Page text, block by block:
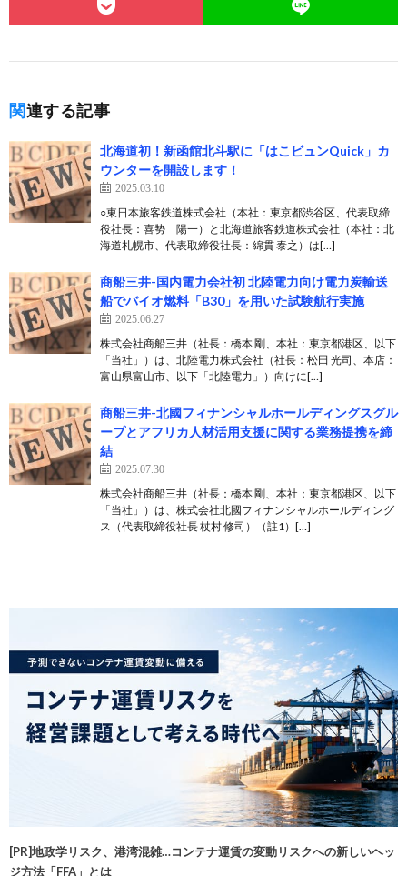
関連する記事
北海道初！新函館北斗駅に「はこビュンQuick」カ
ウンターを開設します！
2025.03.10
○東日本旅客鉄道株式会社（本社：東京都渋谷区、代表取締
役社長：喜㔟 陽一）と北海道旅客鉄道株式会社（本社：北
海道札幌市、代表取締役社長：綿貫 泰之）は[…]
商船三井-国内電力会社初 北陸電力向け電力炭輸送
船でバイオ燃料「B30」を用いた試験航行実施
2025.06.27
株式会社商船三井（社長：橋本 剛、本社：東京都港区、以下
「当社」）は、北陸電力株式会社（社長：松田 光司、本店：
富山県富山市、以下「北陸電力」）向けに[…]
商船三井-北國フィナンシャルホールディングスグル
ープとアフリカ人材活用支援に関する業務提携を締
結
2025.07.30
株式会社商船三井（社長：橋本 剛、本社：東京都港区、以下
「当社」）は、株式会社北國フィナンシャルホールディング
ス（代表取締役社長 杖村 修司）（註1）[…]
[PR]地政学リスク、港湾混雑…コンテナ運賃の変動リスクへの新しいヘッ
ジ方法「FFA」とは